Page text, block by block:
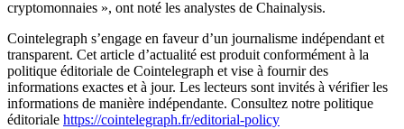
cryptomonnaies », ont noté les analystes de Chainalysis.
Cointelegraph s’engage en faveur d’un journalisme indépendant et
transparent. Cet article d’actualité est produit conformément à la
politique éditoriale de Cointelegraph et vise à fournir des
informations exactes et à jour. Les lecteurs sont invités à vérifier les
informations de manière indépendante. Consultez notre politique
éditoriale https://cointelegraph.fr/editorial-policy